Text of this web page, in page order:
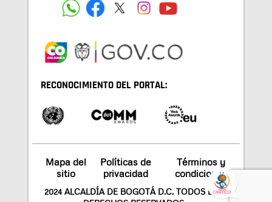
RECONOCIMIENTO DEL PORTAL:
Mapa del
sitio
Políticas de
privacidad
Términos y
condiciones
2024 ALCALDÍA DE BOGOTÁ D.C. TODOS LOS